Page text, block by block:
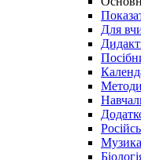
Для
Музика